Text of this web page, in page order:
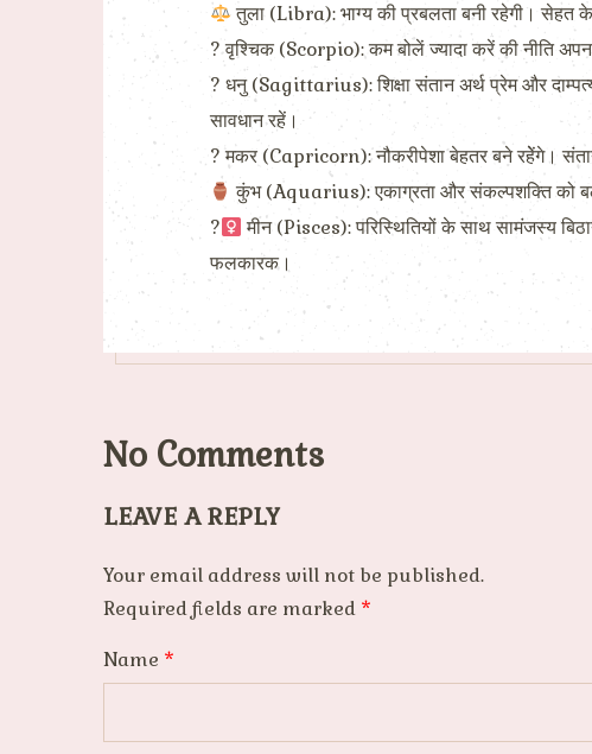
तुला (Libra): भाग्य की प्रबलता बनी रहेगी। सेहत के
? वृश्चिक (Scorpio): कम बोलें ज्यादा करें की नीति
? धनु (Sagittarius): शिक्षा संतान अर्थ प्रेम और
सावधान रहें।
? मकर (Capricorn): नौकरीपेशा बेहतर बने रहेेंगे।
कुंभ (Aquarius): एकाग्रता और संकल्पशक्ति को बल
?‍
मीन (Pisces): परिस्थितियों के साथ सामंजस्य
फलकारक।
No Comments
LEAVE A REPLY
Your email address will not be published.
Required fields are marked *
Name *